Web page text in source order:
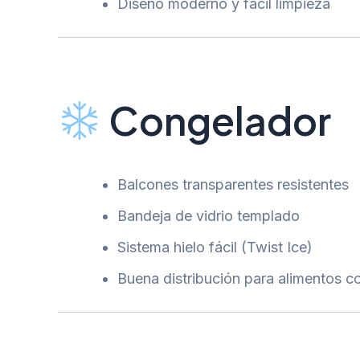
Diseño moderno y fácil limpieza
Congelador
Balcones transparentes resistentes
Bandeja de vidrio templado
Sistema hielo fácil (Twist Ice)
Buena distribución para alimentos